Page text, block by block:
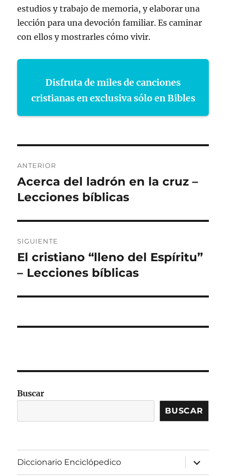
estudios y trabajo de memoria, y elaborar una
lección para una devoción familiar. Es caminar
con ellos y mostrarles cómo vivir.
Disfruta de miles de canciones
cristianas en exclusiva sólo en Bibles
de
entradas
ANTERIOR
Entrada
anterior:
Acerca del ladrón en la cruz –
Lecciones bíblicas
SIGUIENTE
Entrada
siguiente:
El cristiano “lleno del Espíritu”
– Lecciones bíblicas
Buscar
BUSCAR
Diccionario Enciclópedico
expandir
el